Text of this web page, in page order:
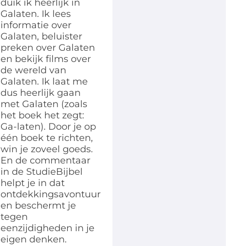
duik ik heerlijk in
Galaten. Ik lees
informatie over
Galaten, beluister
preken over Galaten
en bekijk films over
de wereld van
Galaten. Ik laat me
dus heerlijk gaan
met Galaten (zoals
het boek het zegt:
Ga-laten). Door je op
één boek te richten,
win je zoveel goeds.
En de commentaar
in de StudieBijbel
helpt je in dat
ontdekkingsavontuur
en beschermt je
tegen
eenzijdigheden in je
eigen denken.